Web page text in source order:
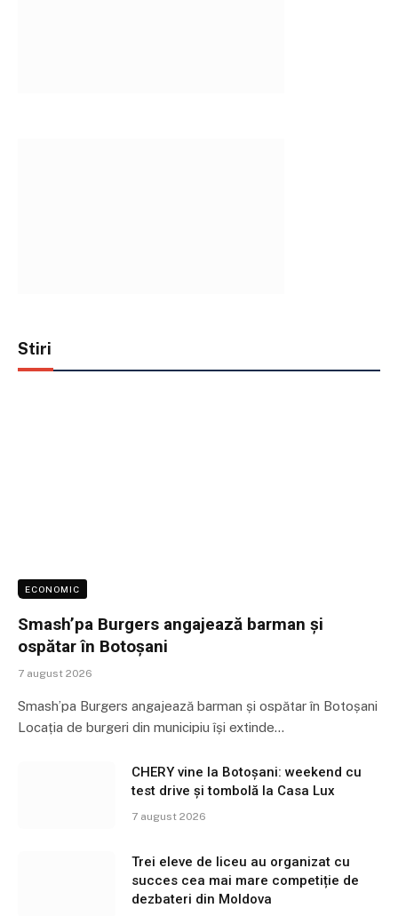
Stiri
ECONOMIC
Smash’pa Burgers angajează barman și
ospătar în Botoșani
7 august 2026
Smash’pa Burgers angajează barman și ospătar în Botoșani
Locația de burgeri din municipiu își extinde…
CHERY vine la Botoșani: weekend cu
test drive și tombolă la Casa Lux
7 august 2026
Trei eleve de liceu au organizat cu
succes cea mai mare competiție de
dezbateri din Moldova